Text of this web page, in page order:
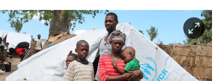
sport
berlin
nord
wahrheit